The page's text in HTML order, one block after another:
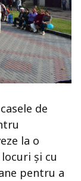
de
la o
și cu
pentru a